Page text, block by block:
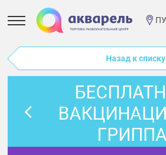
Назад к списку
ГРИППА